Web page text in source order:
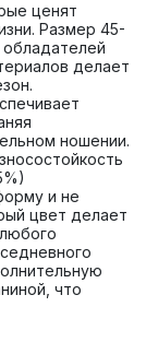
ценят
Размер 45-
делает
ношении.
и не
цвет делает
что